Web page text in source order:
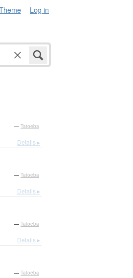
Log in
— Tatoeba
Details ▸
— Tatoeba
Details ▸
— Tatoeba
Details ▸
— Tatoeba